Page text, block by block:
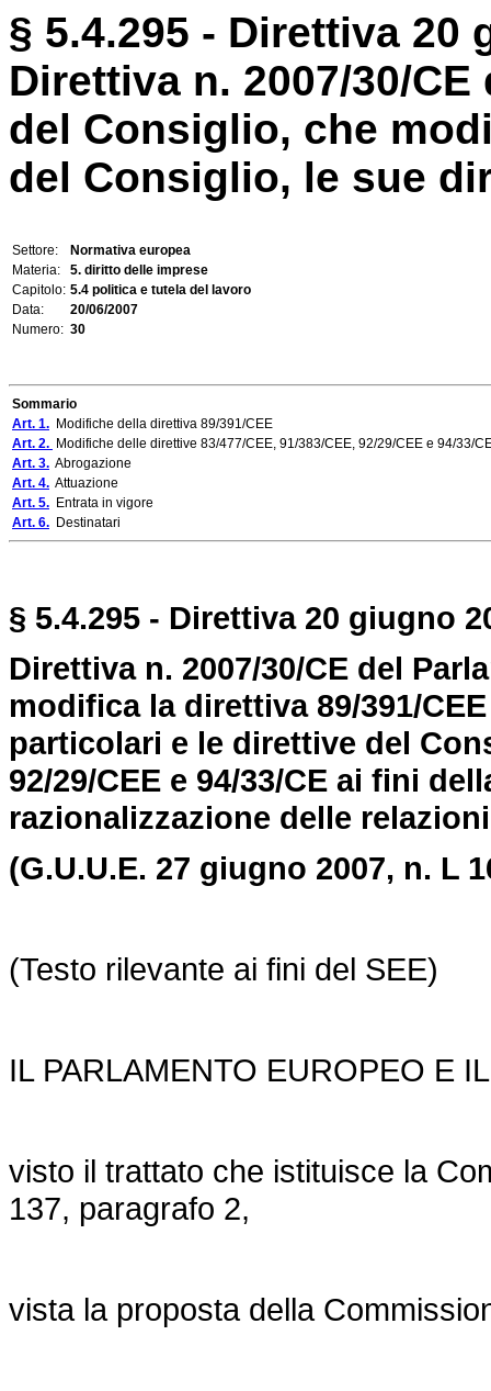
§ 5.4.295 - Direttiva 20
Direttiva n. 2007/30/
del Consiglio, che
del Consiglio, le sue
Settore:
Normativa europea
Materia:
5. diritto delle imprese
Capitolo: 5.4 politica e tutela del lavoro
Data:
20/06/2007
Numero: 30
Sommario
Art. 1. Modifiche della direttiva 89/391/CEE
Art. 2. Modifiche delle direttive 83/477/CEE, 91/383/CEE, 92/29/CEE e 94/33/
Art. 3. Abrogazione
Art. 4. Attuazione
Art. 5. Entrata in vigore
Art. 6. Destinatari
§ 5.4.295 - Direttiva 20 giugno
Direttiva n. 2007/30/CE del
modifica la direttiva 89/391/
particolari e le direttive del
92/29/CEE e 94/33/CE ai fini
razionalizzazione delle
(G.U.U.E. 27 giugno 2007, n. L
(Testo rilevante ai fini del SEE)
IL PARLAMENTO EUROPEO E
visto il trattato che istituisce la
137, paragrafo 2,
vista la proposta della